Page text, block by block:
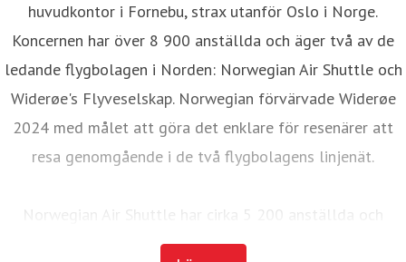
huvudkontor i Fornebu, strax utanför Oslo i Norge.
Koncernen har över 8 900 anställda och äger två av de
ledande flygbolagen i Norden: Norwegian Air Shuttle och
Widerøe's Flyveselskap. Norwegian förvärvade Widerøe
2024 med målet att göra det enklare för resenärer att
resa genomgående i de två flygbolagens linjenät.
Norwegian Air Shuttle har cirka 5 200 anställda och
erbjuder ett omfattande linjenät som binder samman de